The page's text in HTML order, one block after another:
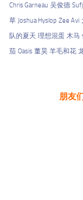
Chris Garneau 吴俊德
草 Joshua Hyslop Zee Avi
队的夏天 理想混蛋 木马
茄 Oasis 董昊 羊毛和花
朋友